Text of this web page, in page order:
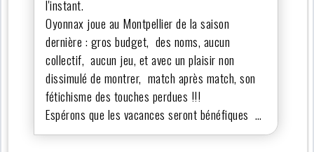
l'instant.
Oyonnax joue au Montpellier de la saison
dernière : gros budget, des noms, aucun
collectif, aucun jeu, et avec un plaisir non
dissimulé de montrer, match après match, son
fétichisme des touches perdues !!!
Espérons que les vacances seront bénéfiques …